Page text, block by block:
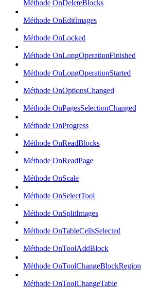
Méthode OnDeleteBlocks
Méthode OnEditImages
Méthode OnLocked
Méthode OnLongOperationFinished
Méthode OnLongOperationStarted
Méthode OnOptionsChanged
Méthode OnPagesSelectionChanged
Méthode OnProgress
Méthode OnReadBlocks
Méthode OnReadPage
Méthode OnScale
Méthode OnSelectTool
Méthode OnSplitImages
Méthode OnTableCellsSelected
Méthode OnToolAddBlock
Méthode OnToolChangeBlockRegion
Méthode OnToolChangeTable